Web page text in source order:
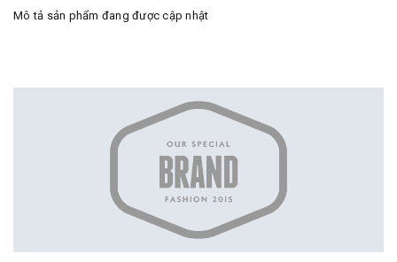
Mô tả sản phẩm đang được cập nhật